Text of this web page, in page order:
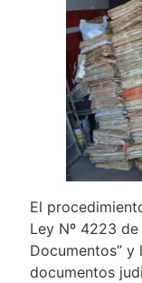
El
Ley Nº 4223
Documentos” y
documentos